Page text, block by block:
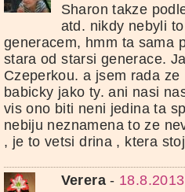
Sharon takze
atd. nikdy nebyli
generacem, hmm ta sama
stara od starsi generace.
Czeperkou. a jsem rada ze
babicky jako ty. ani nasi
vis ono biti neni jedina ta
nebiju neznamena to ze
, je to vetsi drina , ktera
Verera-